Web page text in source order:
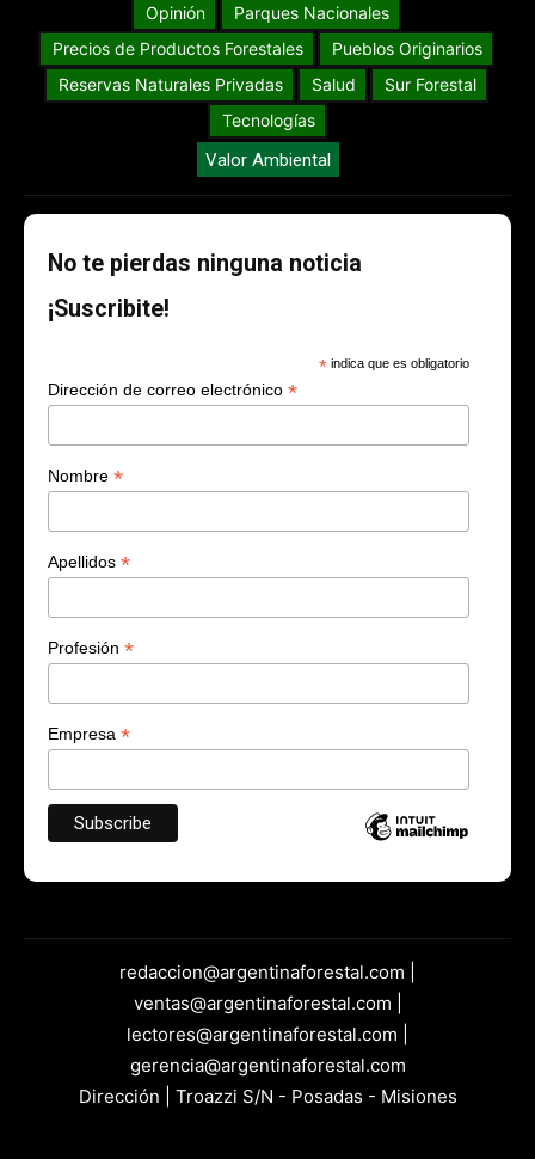
Opinión
Parques Nacionales
Precios de Productos Forestales
Pueblos Originarios
Reservas Naturales Privadas
Salud
Sur Forestal
Tecnologías
Valor Ambiental
No te pierdas ninguna noticia
¡Suscribite!
* indica que es obligatorio
Dirección de correo electrónico *
Nombre *
Apellidos *
Profesión *
Empresa *
redaccion@argentinaforestal.com |
ventas@argentinaforestal.com |
lectores@argentinaforestal.com |
gerencia@argentinaforestal.com
Dirección | Troazzi S/N - Posadas - Misiones